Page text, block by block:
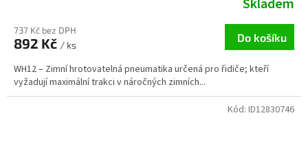
Skladem
737 Kč bez DPH
892 Kč / ks
Do košíku
WH12 – Zimní hrotovatelná pneumatika určená pro řidiče; kteří
vyžadují maximální trakci v náročných zimních...
Kód: ID12830746